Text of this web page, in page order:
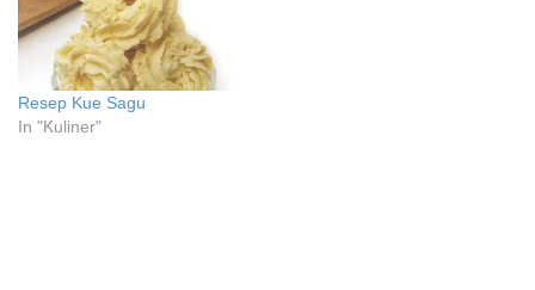
Resep Kue Sagu
In "Kuliner"